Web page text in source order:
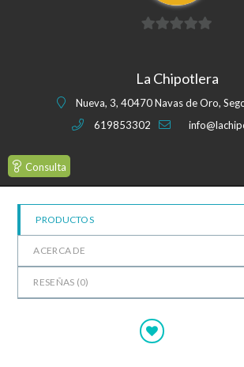
5
La Chipotlera
Nueva, 3, 40470 Navas de Oro,
619853302
Consulta
PRODUCTOS
ACERCA DE
RESEÑAS (0)